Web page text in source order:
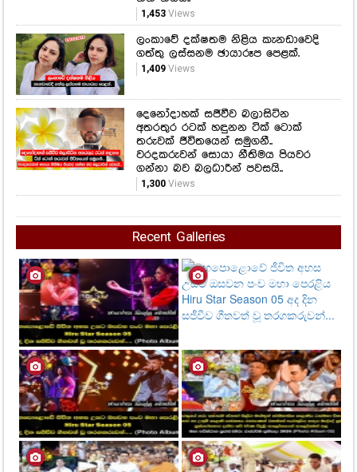
1,792 Views
සිදුවූ දේ නිසා ඔවුන් කනස්සල්ලට..
ලැජ්ජාව ඉවසාගන්න බැරි වුණු
ව්‍යාපාරික තරුණයා මනාලියගේ
නිවසට ගිය දවසේම ආදර කතාවට
1,453Views
ලංකාවේ දක්ෂතම නිළිය කැනඩාවෙදි
ගත්තු ලස්සනම ඡායාරූප පෙළක්.
1,409Views
තරුවක් ජීවිතයෙන් සමුගනී..
වරදකරුවන් සොයා නීතිමය පියවර
ගන්නා බව බලධාරීන් පවසයි..
1,300Views
Recent Galleries